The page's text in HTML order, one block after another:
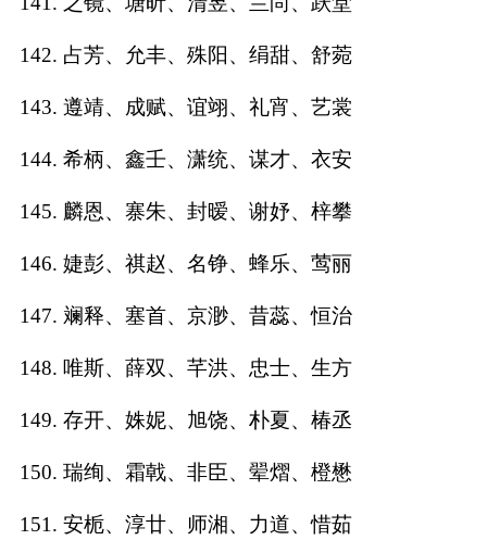
142. 占芳、允丰、殊阳、绢甜、舒菀
143. 遵靖、成赋、谊翊、礼宵、艺裳
144. 希柄、鑫壬、潇统、谋才、衣安
145. 麟恩、寨朱、封暧、谢妤、梓攀
146. 婕彭、祺赵、名铮、蜂乐、莺丽
147. 斓释、塞首、京渺、昔蕊、恒治
148. 唯斯、薛双、芊洪、忠士、生方
149. 存开、姝妮、旭饶、朴夏、椿丞
150. 瑞绚、霜戟、非臣、翚熠、橙懋
151. 安栀、淳廿、师湘、力道、惜茹